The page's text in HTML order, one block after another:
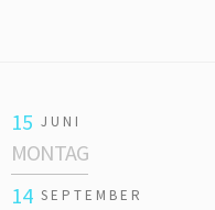
15 JUNI
MONTAG
14 SEPTEMBER